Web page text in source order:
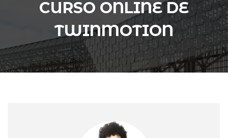
CURSO ONLINE DE
TWINMOTION